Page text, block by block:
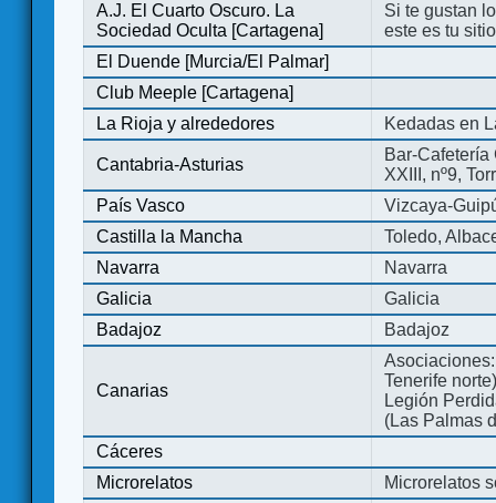
A.J. El Cuarto Oscuro. La
Sociedad Oculta [Cartagena]
Si te gustan
este es tu
El Duende [Murcia/El Palmar]
Club Meeple [Cartagena]
La Rioja y alrededores
Kedadas en
Cantabria-Asturias
Bar-
XXIII, nº9,
País Vasco
Vizcaya-
Castilla la Mancha
Toledo,
Navarra
Navarra
Galicia
Galicia
Badajoz
Badajoz
Canarias
Tenerife
Legión
(Las Palmas
Cáceres
Microrelatos
Microrelatos